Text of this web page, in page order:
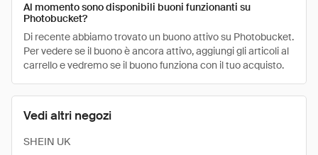
Vedi altri negozi
SHEIN UK
Al momento sono disponibili buoni funzionanti su
Photobucket?
Di recente abbiamo trovato un buono attivo su Photobucket.
Per vedere se il buono è ancora attivo, aggiungi gli articoli al
carrello e vedremo se il buono funziona con il tuo acquisto.